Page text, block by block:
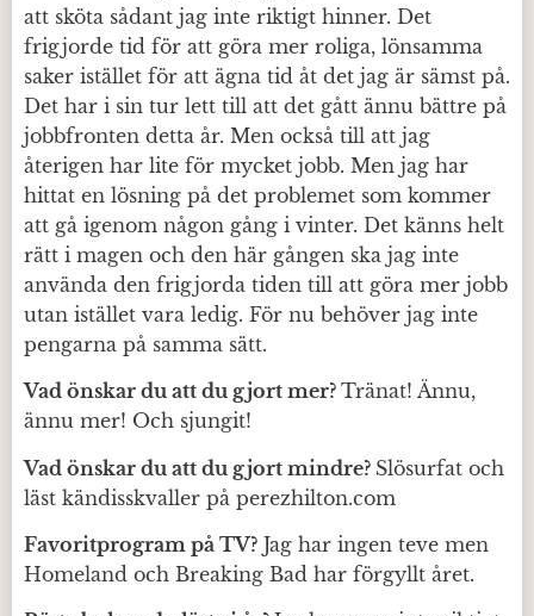
att sköta sådant jag inte riktigt hinner. Det
frigjorde tid för att göra mer roliga, lönsamma
saker istället för att ägna tid åt det jag är sämst på.
Det har i sin tur lett till att det gått ännu bättre på
jobbfronten detta år. Men också till att jag
återigen har lite för mycket jobb. Men jag har
hittat en lösning på det problemet som kommer
att gå igenom någon gång i vinter. Det känns helt
rätt i magen och den här gången ska jag inte
använda den frigjorda tiden till att göra mer jobb
utan istället vara ledig. För nu behöver jag inte
pengarna på samma sätt.
Vad önskar du att du gjort mer? Tränat! Ännu,
ännu mer! Och sjungit!
Vad önskar du att du gjort mindre? Slösurfat och
läst kändisskvaller på perezhilton.com
Favoritprogram på TV? Jag har ingen teve men
Homeland och Breaking Bad har förgyllt året.